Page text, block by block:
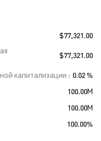
$77,321.00
$77,321.00
капитализации
0.02 %
100.00M
100.00M
100.00%